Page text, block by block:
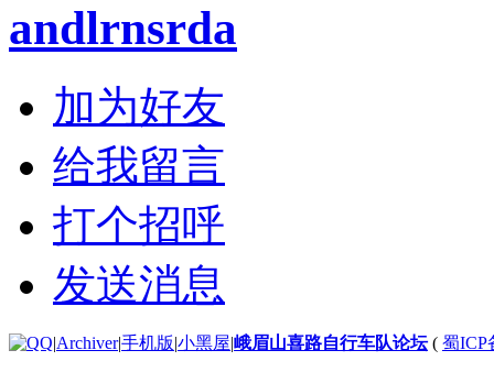
andlrnsrda
加为好友
给我留言
打个招呼
发送消息
|Archiver|手机版|小黑屋|峨眉山喜路自行车队论坛( 蜀ICP